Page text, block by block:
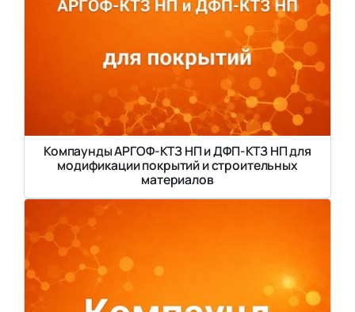
Компаунды АРГОФ-КТЗ НП и ДФП-КТЗ НП для
модификации покрытий и строительных
материалов